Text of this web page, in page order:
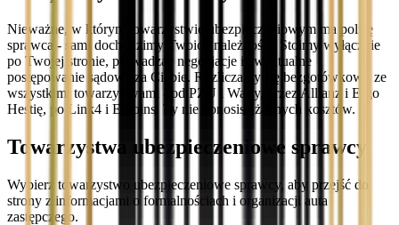
Nieważne, w którym towarzystwie ubezpieczeniowym ma polisę
sprawca - sami dochodzimy Twoich należności. Stoimy wyłącznie
po Twojej stronie, prowadząc negocjacje i ewentualne
postępowanie sądowe za Ciebie. Rozliczamy się bezgotówkowo ze
wszystkimi towarzystwami - od PZU i Warty, przez Allianz i Ergo
Hestię, po Link4 i Euroins. Ty nie ponosisz żadnych kosztów.
Towarzystwa ubezpieczeniowe sprawcy
Wybierz towarzystwo ubezpieczeniowe sprawcy, aby przejść do
strony z informacjami o formalnościach i organizacji auta
zastępczego.